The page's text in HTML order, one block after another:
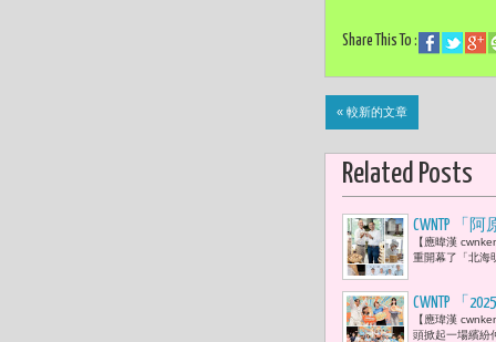
Share This To :
« 較新的文章
Related Posts
CWNTP 「
創生理念
【應暐漢
重開幕了「北海
CWNTP 「
點亮童心
【應瑋漢
頭掀起一場繽紛